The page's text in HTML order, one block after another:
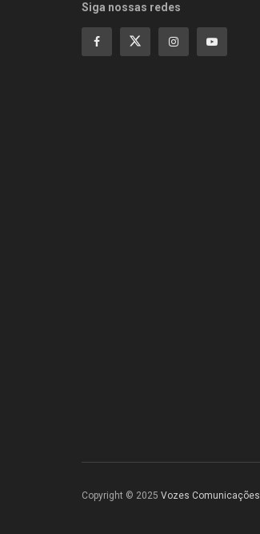
Siga nossas redes
Copyright © 2025 Vozes Comunicações